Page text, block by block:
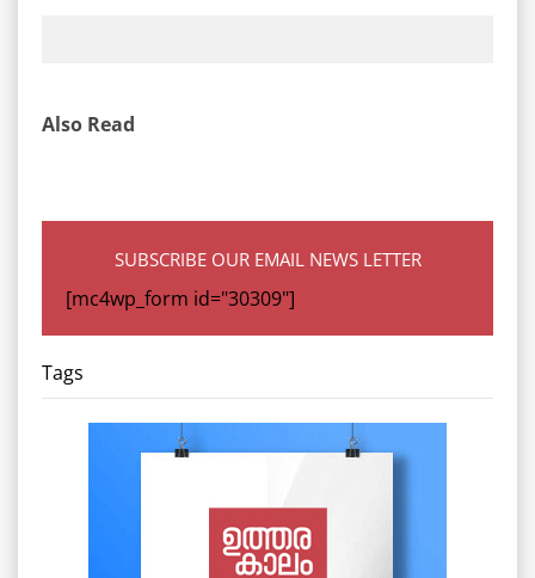
Also Read
SUBSCRIBE OUR EMAIL NEWS LETTER
[mc4wp_form id="30309"]
Tags